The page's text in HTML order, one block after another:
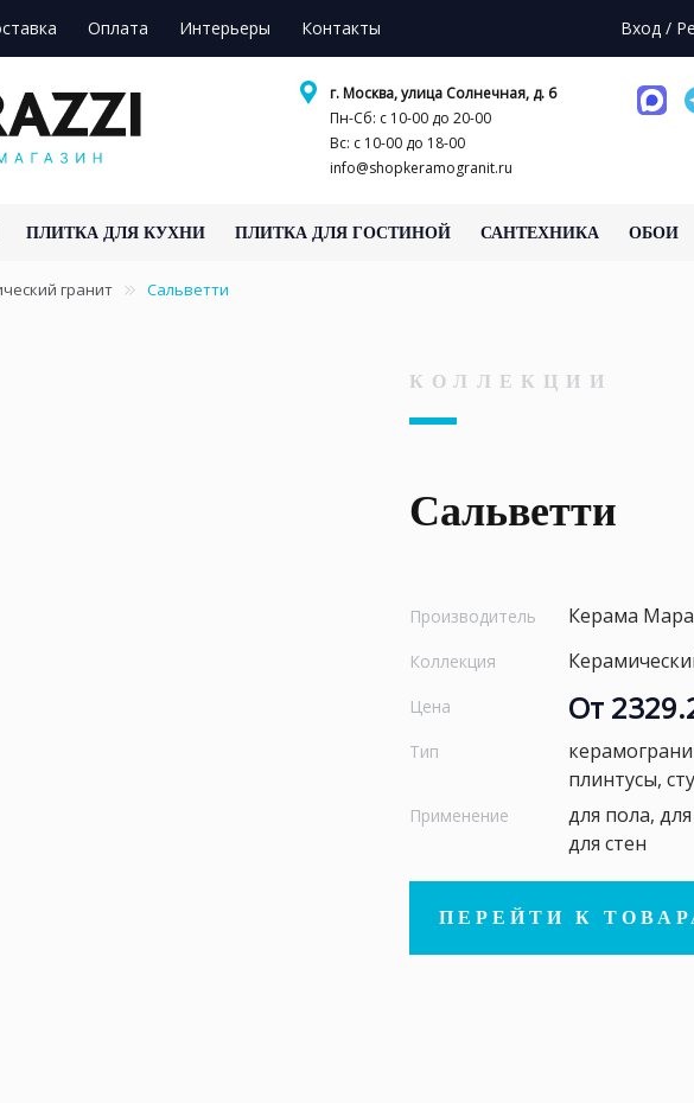
Оплата Интерьеры Контакты Вход /
г. Москва, улица Солнечная, д. 6
Пн-Сб: с 10-00 до 20-00
Вс: с 10-00 до 18-00
info@shopkeramogranit.ru
ПЛИТКА ДЛЯ КУХНИ ПЛИТКА ДЛЯ ГОСТИНОЙ САНТЕХНИКА ОБОИ
гранит Сальветти
КОЛЛЕКЦИИ
Сальветти
Производитель Керама
Коллекция
Цена От
Тип
плинтусы,
Применение
для пола,
для стен
ПЕРЕЙТИ К